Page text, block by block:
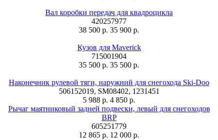
Вал коробки передач для квадроцикла
420257977
38 500 р. 35 900 р.
Кузов для Maverick
715001904
35 500 р. 35 500 р.
Наконечник рулевой тяги, наружний для снегохода Ski-Doo
506152019, SM08402, 1231451
5 988 р. 4 850 р.
Рычаг маятниковый задней подвески, левый для снегоходов
BRP
605251779
12 865 р. 12 000 р.